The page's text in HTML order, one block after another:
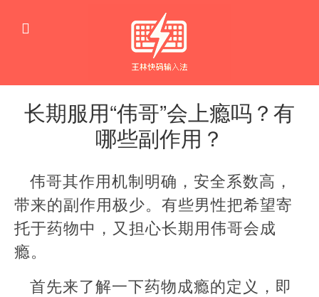
长期服用“伟哥”会上瘾吗？有
哪些副作用？
性
医
伟哥其作用机制明确，安全系数高，
带来的副作用极少。有些男性把希望寄
托于药物中，又担心长期用伟哥会成
瘾。
首先来了解一下药物成瘾的定义，即